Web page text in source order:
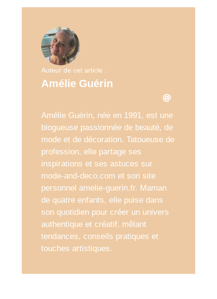
Auteur de cet article :
Amélie Guérin
Amélie Guérin, née en 1991, est une
blogueuse passionnée de beauté, de
mode et de décoration. Tatoueuse de
profession, elle partage ses
inspirations et ses astuces sur
mode-and-deco.com et son site
personnel amelie-guerin.fr. Maman
de quatre enfants, elle puise dans
son quotidien pour créer un univers
authentique et créatif, mêlant
tendances, conseils pratiques et
touches artistiques.